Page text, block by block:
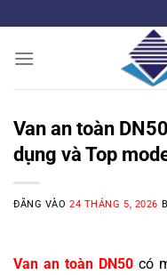
qua
nội
Van an toàn
dụng và Top
ĐĂNG VÀO24 THÁNG 5, 2026
Van an toàn DN50có